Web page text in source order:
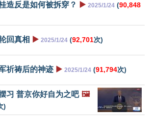
造反是如何被拆穿？ ▶️ 2025/1/24 (90,848
回真相 ▶️ 2025/1/24 (92,701次)
祈祷后的神迹 ▶️ 2025/1/24 (91,794次)
习 普京你好自为之吧 🖼️
)